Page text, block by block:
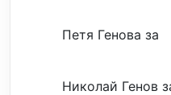
Петя Генова за
Николай Генов